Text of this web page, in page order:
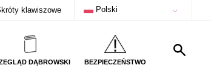
klawiszowe Polski
DĄBROWSKI BEZPIECZEŃSTWO